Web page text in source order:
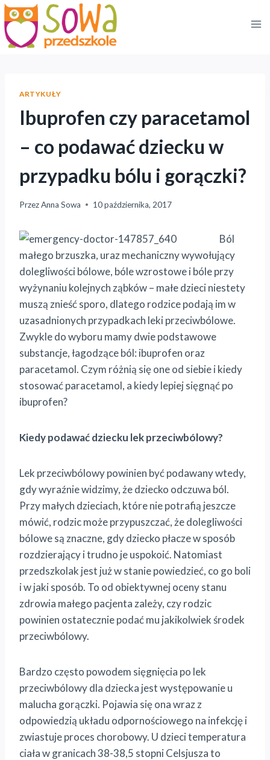
Przejdź
do
treści
ARTYKUŁY
Ibuprofen czy paracetamol
– co podawać dziecku w
przypadku bólu i gorączki?
PrzezAnna Sowa 10 października, 2017
Ból
małego brzuszka, uraz mechaniczny wywołujący
dolegliwości bólowe, bóle wzrostowe i bóle przy
wyżynaniu kolejnych ząbków – małe dzieci niestety
muszą znieść sporo, dlatego rodzice podają im w
uzasadnionych przypadkach leki przeciwbólowe.
Zwykle do wyboru mamy dwie podstawowe
substancje, łagodzące ból: ibuprofen oraz
paracetamol. Czym różnią się one od siebie i kiedy
stosować paracetamol, a kiedy lepiej sięgnąć po
ibuprofen?
Kiedy podawać dziecku lek przeciwbólowy?
Lek przeciwbólowy powinien być podawany wtedy,
gdy wyraźnie widzimy, że dziecko odczuwa ból.
Przy małych dzieciach, które nie potrafią jeszcze
mówić, rodzic może przypuszczać, że dolegliwości
bólowe są znaczne, gdy dziecko płacze w sposób
rozdzierający i trudno je uspokoić. Natomiast
przedszkolak jest już w stanie powiedzieć, co go boli
i w jaki sposób. To od obiektywnej oceny stanu
zdrowia małego pacjenta zależy, czy rodzic
powinien ostatecznie podać mu jakikolwiek środek
przeciwbólowy.
Bardzo często powodem sięgnięcia po lek
przeciwbólowy dla dziecka jest występowanie u
malucha gorączki. Pojawia się ona wraz z
odpowiedzią układu odpornościowego na infekcję i
zwiastuje proces chorobowy. U dzieci temperatura
ciała w granicach 38-38,5 stopni Celsjusza to